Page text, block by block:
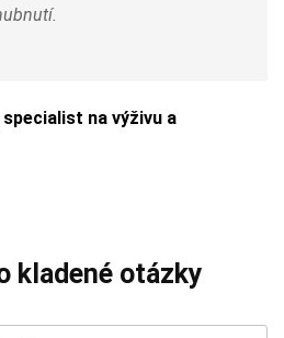
na výživu a
kladené otázky